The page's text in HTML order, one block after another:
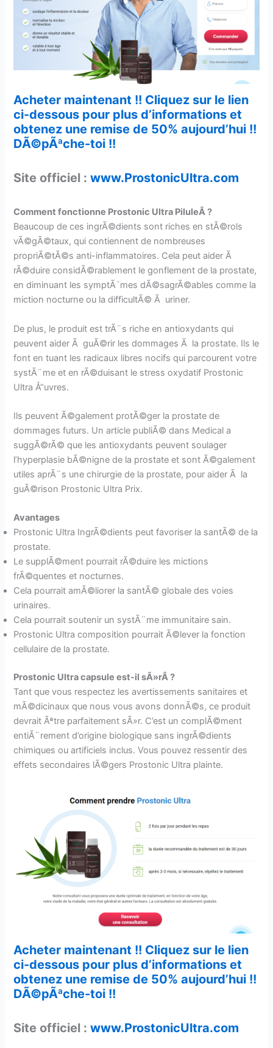
Acheter maintenant !! Cliquez sur le lien
ci-dessous pour plus d’informations et
obtenez une remise de 50% aujourd’hui !!
DÃ©pÃªche-toi !!
Site officiel :www.ProstonicUltra.com
Comment fonctionne Prostonic Ultra PiluleÂ ?
Beaucoup de ces ingrÃ©dients sont riches en stÃ©rols
vÃ©gÃ©taux, qui contiennent de nombreuses
propriÃ©tÃ©s anti-inflammatoires. Cela peut aider Ã
rÃ©duire considÃ©rablement le gonflement de la prostate,
en diminuant les symptÃ´mes dÃ©sagrÃ©ables comme la
miction nocturne ou la difficultÃ© Ã uriner.
De plus, le produit est trÃ¨s riche en antioxydants qui
peuvent aider Ã guÃ©rir les dommages Ã la prostate. Ils le
font en tuant les radicaux libres nocifs qui parcourent votre
systÃ¨me et en rÃ©duisant le stress oxydatif Prostonic
Ultra Å“uvres.
Ils peuvent Ã©galement protÃ©ger la prostate de
dommages futurs. Un article publiÃ© dans Medical a
suggÃ©rÃ© que les antioxydants peuvent soulager
l’hyperplasie bÃ©nigne de la prostate et sont Ã©galement
utiles aprÃ¨s une chirurgie de la prostate, pour aider Ã la
guÃ©rison Prostonic Ultra Prix.
Avantages
Prostonic Ultra IngrÃ©dients peut favoriser la santÃ© de la
prostate.
Le supplÃ©ment pourrait rÃ©duire les mictions
frÃ©quentes et nocturnes.
Cela pourrait amÃ©liorer la santÃ© globale des voies
urinaires.
Cela pourrait soutenir un systÃ¨me immunitaire sain.
Prostonic Ultra composition pourrait Ã©lever la fonction
cellulaire de la prostate.
Prostonic Ultra capsule est-il sÃ»rÂ ?
Tant que vous respectez les avertissements sanitaires et
mÃ©dicinaux que nous vous avons donnÃ©s, ce produit
devrait Ãªtre parfaitement sÃ»r. C’est un complÃ©ment
entiÃ¨rement d’origine biologique sans ingrÃ©dients
chimiques ou artificiels inclus. Vous pouvez ressentir des
effets secondaires lÃ©gers Prostonic Ultra plainte.
Acheter maintenant !! Cliquez sur le lien
ci-dessous pour plus d’informations et
obtenez une remise de 50% aujourd’hui !!
DÃ©pÃªche-toi !!
Site officiel :www.ProstonicUltra.com